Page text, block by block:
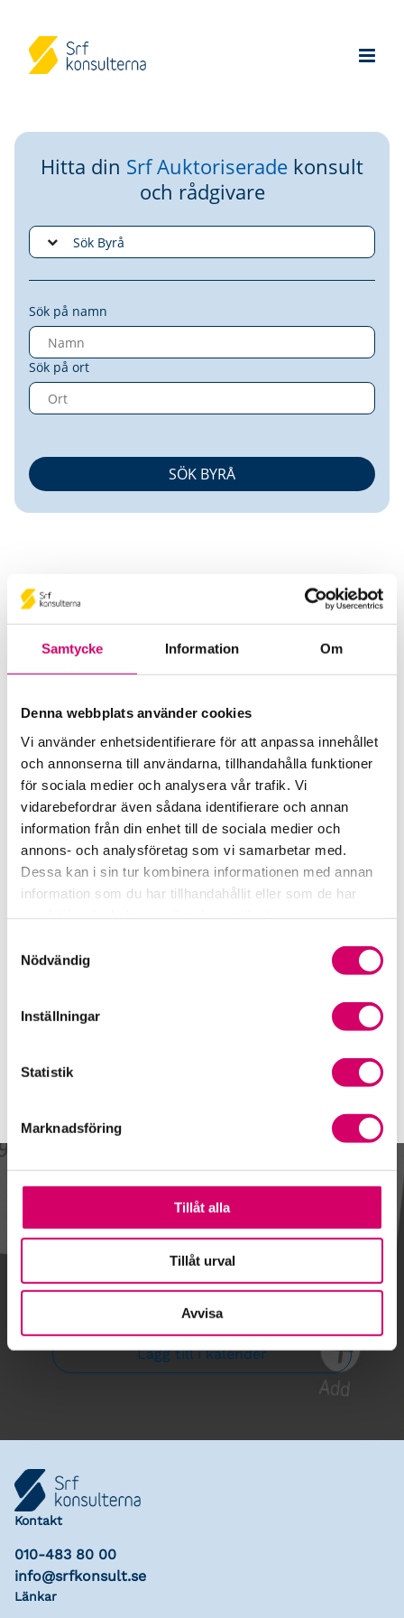
Samtycke Information Om
Denna webbplats använder cookies
Vi använder enhetsidentifierare för att anpassa innehållet
och annonserna till användarna, tillhandahålla funktioner
för sociala medier och analysera vår trafik. Vi
vidarebefordrar även sådana identifierare och annan
information från din enhet till de sociala medier och
annons- och analysföretag som vi samarbetar med.
Dessa kan i sin tur kombinera informationen med annan
information som du har tillhandahållit eller som de har
Nödvändig
Inställningar
Statistik
Marknadsföring
Tillåt alla
Tillåt urval
Avvisa
Hitta din Srf Auktoriserade konsult
och rådgivare
Sök på namn
Sök på ort
Redovisningshuset i Sollefteå
Srf Auktoriserade konsulter
Marita Rundén
Auktoriserad Redovisningskonsult
Skicka e-post
0620-49 00 62
Sollefteå
Pia Lundgren
0620-49 00 61
Webbadress
Kalendarium
Gå till kalendariet
Lägg till i kalender
Kontakt
010-483 80 00
info@srfkonsult.se
Länkar